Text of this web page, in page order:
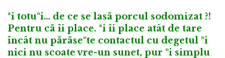
ªi totuºi… de ce se lasã porcul sodomizat ?!
Pentru cã îi place. ªi îi place atât de tare
încât nu pãrãseºte contactul cu degetul ºi
nici nu scoate vre-un sunet, pur ºi simplu